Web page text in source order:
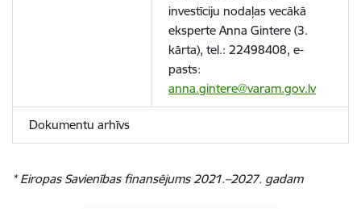
investīciju nodaļas vecākā
eksperte Anna Gintere (3.
kārta), tel.: 22498408, e-
pasts:
anna.gintere@varam.gov.lv
Dokumentu arhīvs
* Eiropas Savienības finansējums 2021.–2027. gadam